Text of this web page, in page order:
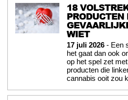
18
PRODUCTEN
WIET
17 juli 2026 - Een
het gaat dan ook
op het spel zet
producten die
cannabis ooit zou